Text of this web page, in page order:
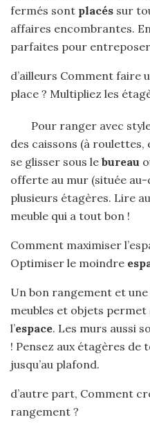
fermés sont placés sur
affaires encombrantes.
parfaites pour
d’ailleurs Comment faire
place ? Multipliez les
Pour ranger avec
des caissons (à
se glisser sous le bureau
offerte au mur (située au-
plusieurs étagères. Lire
meuble qui a tout bon !
Comment maximiser
Optimiser le moindre
Un bon rangement et
meubles et objets permet
l’espace. Les murs aussi
! Pensez aux étagères
jusqu’au plafond.
d’autre part, Comment
rangement ?